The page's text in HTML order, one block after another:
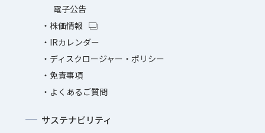
電子公告
株価情報
IRカレンダー
ディスクロージャー・ポリシー
免責事項
よくあるご質問
サステナビリティ